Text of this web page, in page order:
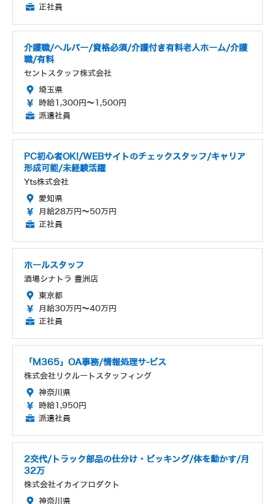
正社員
介護職/ヘルパー/資格必須/介護付き有料老人ホーム/介護
職/有料
セントスタッフ株式会社
埼玉県
時給1,300円～1,500円
派遣社員
PC初心者OK!/WEBサイトのチェックスタッフ/キャリア
形成可能/未経験活躍
Yts株式会社
愛知県
月給28万円～50万円
正社員
ホールスタッフ
酒場シナトラ 豊洲店
東京都
月給30万円～40万円
正社員
「M365」OA事務/情報処理サ-ビス
株式会社リクルートスタッフィング
神奈川県
時給1,950円
派遣社員
2交代/トラック部品の仕分け・ピッキング/体を動かす/月
32万
株式会社イカイプロダクト
神奈川県